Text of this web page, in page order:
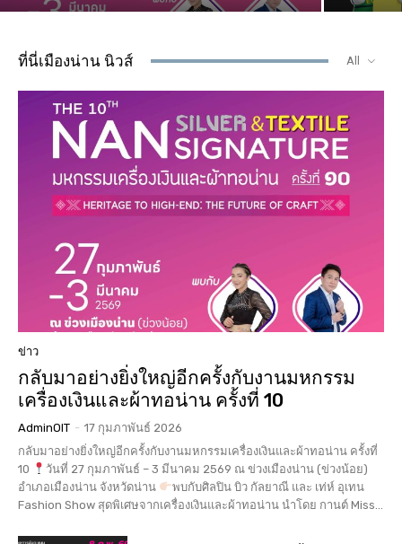
ที่นี่เมืองน่าน นิวส์ All
ข่าว
กลับมาอย่างยิ่งใหญ่อีกครั้งกับงานมหกรรม
เครื่องเงินและผ้าทอน่าน ครั้งที่ 10
AdminOIT - 17 กุมภาพันธ์ 2026
กลับมาอย่างยิ่งใหญ่อีกครั้งกับงานมหกรรมเครื่องเงินและผ้าทอน่าน ครั้งที่
10
วันที่ 27 กุมภาพันธ์ – 3 มีนาคม 2569 ณ ข่วงเมืองน่าน (ข่วงน้อย)
อำเภอเมืองน่าน จังหวัดน่าน
พบกับศิลปิน บิว กัลยาณี และ เท่ห์ อุเทน
Fashion Show สุดพิเศษจากเครื่องเงินและผ้าทอน่าน นำโดย กานต์ Miss...